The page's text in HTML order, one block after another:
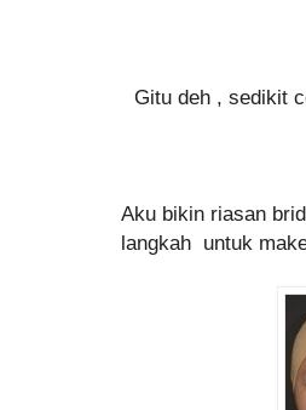
Gitu deh , sedikit
Aku bikin riasan
langkah untuk